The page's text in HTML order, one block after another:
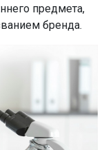
предмета,
бренда.